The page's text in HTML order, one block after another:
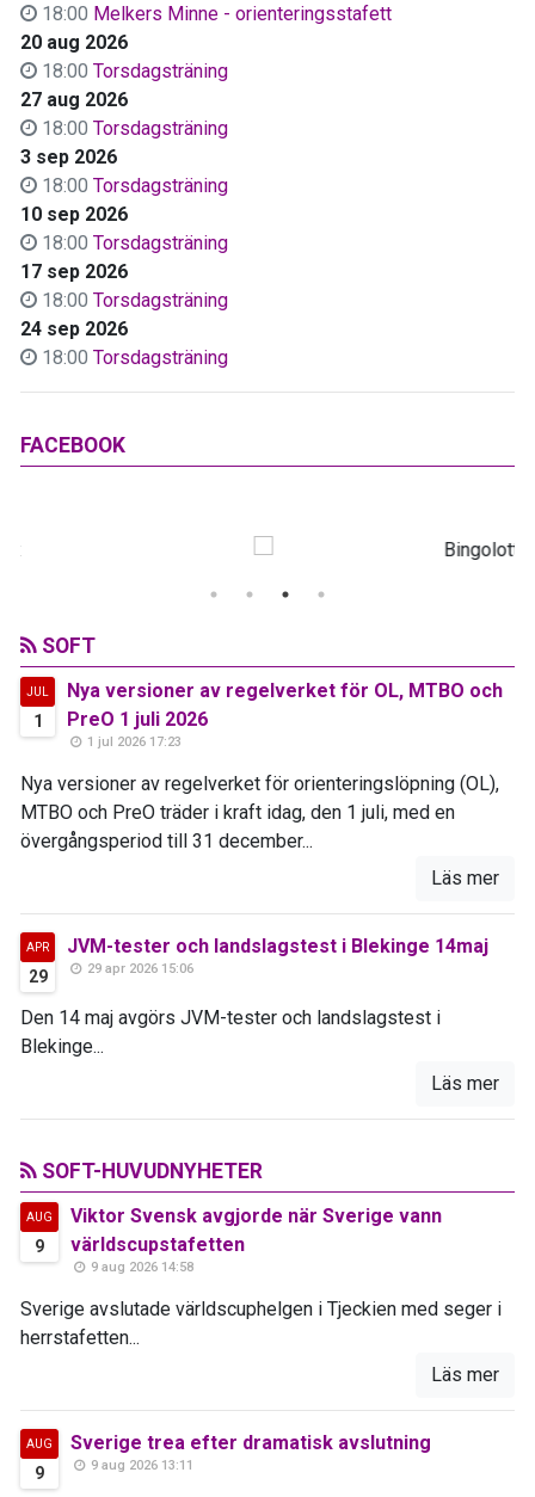
18:00 Melkers Minne - orienteringsstafett
20 aug 2026
18:00 Torsdagsträning
27 aug 2026
18:00 Torsdagsträning
3 sep 2026
18:00 Torsdagsträning
10 sep 2026
18:00 Torsdagsträning
17 sep 2026
18:00 Torsdagsträning
24 sep 2026
18:00 Torsdagsträning
FACEBOOK
SOFT
JUL
1
Nya versioner av regelverket för OL, MTBO och
PreO 1 juli 2026
1 jul 2026 17:23
Nya versioner av regelverket för orienteringslöpning (OL),
MTBO och PreO träder i kraft idag, den 1 juli, med en
övergångsperiod till 31 december...
Läs mer
APR
29
JVM-tester och landslagstest i Blekinge 14maj
29 apr 2026 15:06
Den 14 maj avgörs JVM-tester och landslagstest i
Blekinge...
Läs mer
SOFT-HUVUDNYHETER
AUG
9
Viktor Svensk avgjorde när Sverige vann
världscupstafetten
9 aug 2026 14:58
Sverige avslutade världscuphelgen i Tjeckien med seger i
herrstafetten...
Läs mer
AUG
9
Sverige trea efter dramatisk avslutning
9 aug 2026 13:11